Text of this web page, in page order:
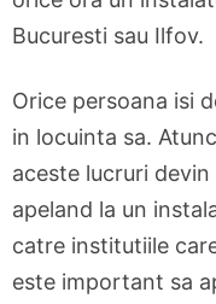
Bucuresti sau Ilfov.
Orice persoana isi
in locuinta sa.
aceste lucruri
apeland la un
catre institutiile
este important sa